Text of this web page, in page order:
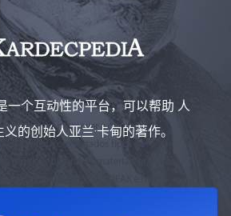
一个互动性的平台，可以帮助 人
的创始人亚兰·卡甸的著作。